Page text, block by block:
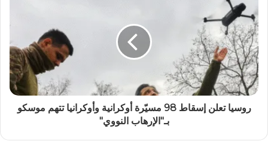
روسيا تعلن إسقاط 98 مسيّرة أوكرانية وأوكرانيا تتهم موسكو
بـ"الإرهاب النووي"